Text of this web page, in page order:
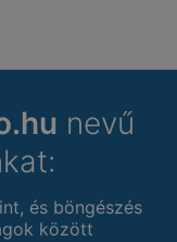
nevű
és böngészés
között